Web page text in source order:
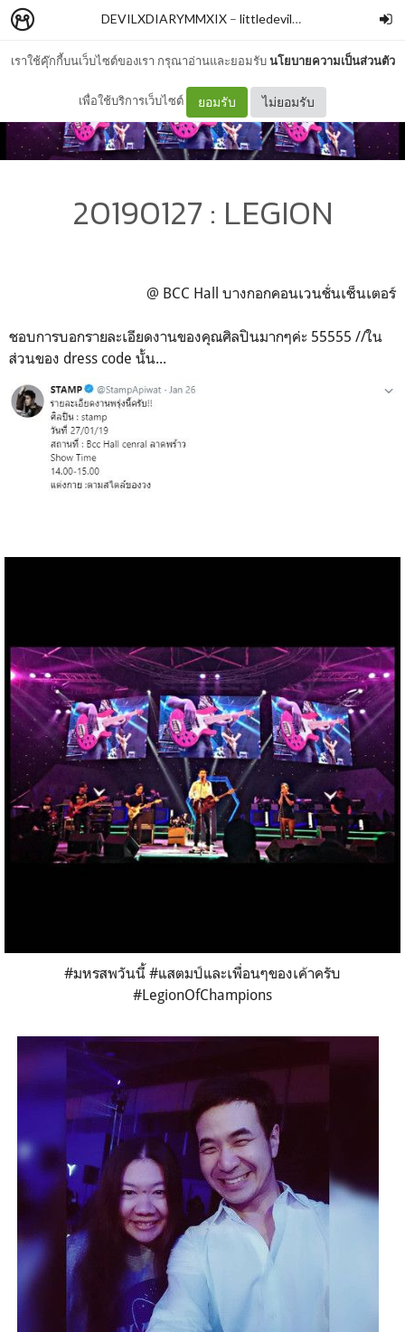
เราใช้คุ๊กกี้บนเว็บไซต์ของเรา กรุณาอ่านและยอมรับนโยบายความเป็นส่วนตัว
เพื่อใช้บริการเว็บไซต์ ยอมรับ ไม่ยอมรับ
DEVILXDIARYMMXIX – littledevilxxx
20190127 : LEGION
@ BCC Hall บางกอกคอนเวนชั่นเซ็นเตอร์
ชอบการบอกรายละเอียดงานของคุณศิลปินมากๆค่ะ 55555 //ใน
ส่วนของ dress code นั้น...
#มหรสพวันนี้ #แสตมป์และเพื่อนๆของเค้าครับ
#LegionOfChampions